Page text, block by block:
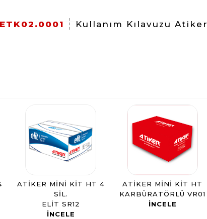
Kullanım Kılavuzu Atiker
ATIKER MINI KIT HT 4
SIL.
ELIT SR12
INCELE
ATIKER MINI KIT HT
KARBÜRATÖRLÜ VR01
INCELE